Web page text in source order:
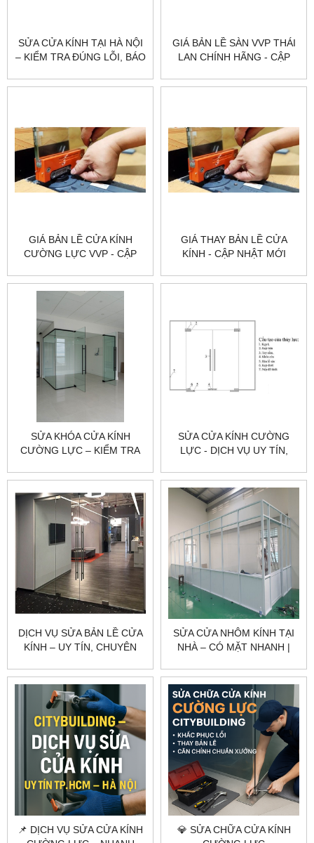
SỬA CỬA KÍNH TẠI HÀ NỘI
– KIỂM TRA ĐÚNG LỖI, BÁO
GIÁ BẢN LỀ SÀN VVP THÁI
LAN CHÍNH HÃNG - CẬP
GIÁ BẢN LỀ CỬA KÍNH
CƯỜNG LỰC VVP - CẬP
GIÁ THAY BẢN LỀ CỬA
KÍNH - CẬP NHẬT MỚI
THẾ
SỬA KHÓA CỬA KÍNH
CƯỜNG LỰC – KIỂM TRA
SỬA CỬA KÍNH CƯỜNG
LỰC - DỊCH VỤ UY TÍN,
DỊCH VỤ SỬA BẢN LỀ CỬA
KÍNH – UY TÍN, CHUYÊN
SỬA CỬA NHÔM KÍNH TẠI
NHÀ – CÓ MẶT NHANH |
📌 DỊCH VỤ SỬA CỬA KÍNH
💎 SỬA CHỮA CỬA KÍNH